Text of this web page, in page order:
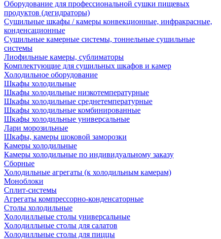
Оборудование для профессиональной сушки пищевых
продуктов (дегидраторы)
Сушильные шкафы / камеры конвекционные, инфракрасные,
конденсационные
Сушильные камерные системы, тоннельные сушильные
системы
Лиофильные камеры, сублиматоры
Комплектующие для сушильных шкафов и камер
Холодильное оборудование
Шкафы холодильные
Шкафы холодильные низкотемпературные
Шкафы холодильные среднетемпературные
Шкафы холодильные комбинированные
Шкафы холодильные универсальные
Лари морозильные
Шкафы, камеры шоковой заморозки
Камеры холодильные
Камеры холодильные по индивидуальному заказу
Сборные
Холодильные агрегаты (к холодильным камерам)
Моноблоки
Сплит-системы
Агрегаты компрессорно-конденсаторные
Столы холодильные
Холодилльные столы универсальные
Холодилльные столы для салатов
Холодилльные столы для пиццы